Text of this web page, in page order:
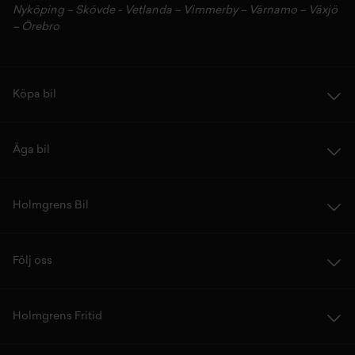
Nyköping– Skövde- Vetlanda – Vimmerby– Värnamo – Växjö
– Örebro
Köpa bil
Äga bil
Holmgrens Bil
Följ oss
Holmgrens Fritid